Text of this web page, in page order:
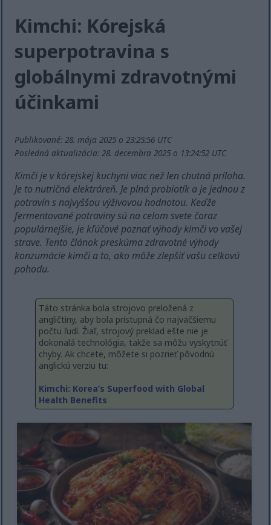
Kimchi: Kórejská
superpotravina s
globálnymi zdravotnými
účinkami
Publikované: 28. mája 2025 o 23:25:56 UTC
Posledná aktualizácia: 28. decembra 2025 o 13:24:52 UTC
Kimči je v kórejskej kuchyni viac než len chutná príloha.
Je to nutričná elektráreň. Je plná probiotík a je jednou z
potravín s najvyššou výživovou hodnotou. Keďže
fermentované potraviny sú na celom svete čoraz
populárnejšie, je kľúčové poznať výhody kimči vo vašej
strave. Tento článok preskúma zdravotné výhody
konzumácie kimči a to, ako môže zlepšiť vašu celkovú
pohodu.
Táto stránka bola strojovo preložená z
angličtiny, aby bola prístupná čo najväčšiemu
počtu ľudí. Žiaľ, strojový preklad ešte nie je
dokonalá technológia, takže sa môžu vyskytnúť
chyby. Ak chcete, môžete si pozrieť pôvodnú
anglickú verziu tu:
Kimchi: Korea’s Superfood with Global
Health Benefits